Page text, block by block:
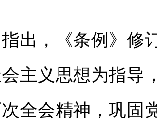
，《条例》修
主义思想为指导
全会精神，巩固